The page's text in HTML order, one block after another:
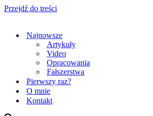
Przejdź do treści
Najnowsze
Artykuły
Video
Opracowania
Fałszerstwa
Pierwszy raz?
O mnie
Kontakt